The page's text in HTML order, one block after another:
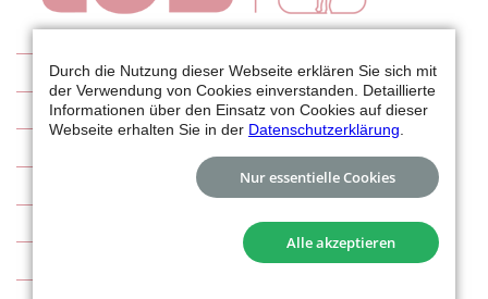
Tennis
Wetterkamera
Tennisplätze (Außenanlage / Halle)
Durch die Nutzung dieser Webseite erklären Sie sich mit
der Verwendung von Cookies einverstanden. Detaillierte
Informationen über den Einsatz von Cookies auf dieser
Webseite erhalten Sie in der Datenschutzerklärung
Nur essentielle Cookies
Alle akzeptieren